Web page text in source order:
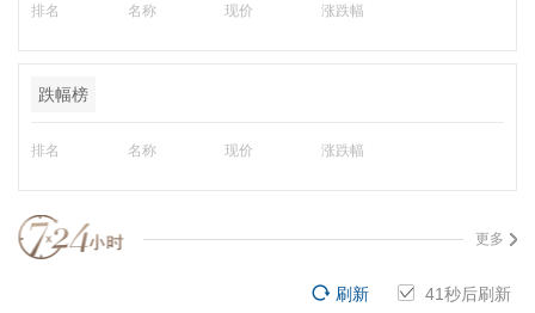
排名 名称 现价 涨跌幅
跌幅榜
排名 名称 现价 涨跌幅
更多
40秒后刷新
刷新